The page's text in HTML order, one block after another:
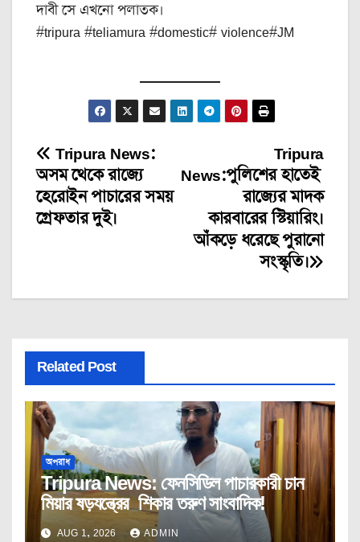
দাবী সে এখনো পলাতক।
#tripura #teliamura #domestic# violence#JM
Post
navigation
Tripura
News:পুলিশের হাতেই
রাজ্যের মাদক
কারবারের স্টিয়ারিং।
আঁকড়ে ধরেছে পুরানো
সংস্কৃতি।
Tripura News:
অসম থেকে রাজ্যে
হেরোইন পাচারের সময়
গ্রেফতার দুই।
Related Post
অপরাধ
Tripura News: ফেনসিডিল পাচারকারী চান
মিয়ার ষড়যন্ত্রের শিকার তরুণ সাংবাদিক!
AUG 1, 2026 ADMIN